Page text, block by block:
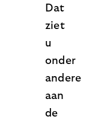
Dat
ziet
u
onder
andere
aan
de